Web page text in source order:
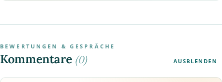
BEWERTUNGEN & GESPRÄCHE
Kommentare (0) AUSBLENDEN